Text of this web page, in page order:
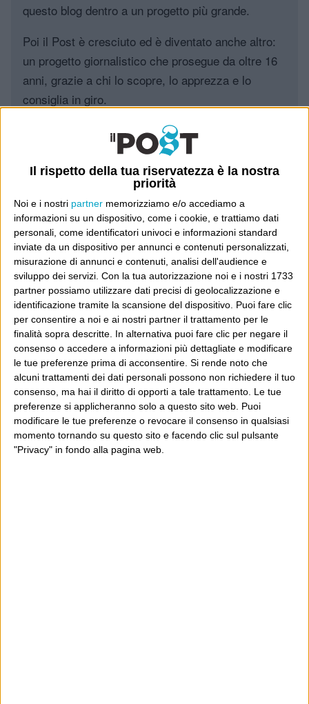
Il rispetto della tua riservatezza è la nostra
priorità
Noi e i nostri partner memorizziamo e/o accediamo a
informazioni su un dispositivo, come i cookie, e trattiamo dati
personali, come identificatori univoci e informazioni standard
inviate da un dispositivo per annunci e contenuti personalizzati,
misurazione di annunci e contenuti, analisi dell'audience e
sviluppo dei servizi. Con la tua autorizzazione noi e i nostri 1733
partner possiamo utilizzare dati precisi di geolocalizzazione e
identificazione tramite la scansione del dispositivo. Puoi fare clic
per consentire a noi e ai nostri partner il trattamento per le
finalità sopra descritte. In alternativa puoi fare clic per negare il
consenso o accedere a informazioni più dettagliate e modificare
le tue preferenze prima di acconsentire. Si rende noto che
alcuni trattamenti dei dati personali possono non richiedere il tuo
consenso, ma hai il diritto di opporti a tale trattamento. Le tue
preferenze si applicheranno solo a questo sito web. Puoi
modificare le tue preferenze o revocare il consenso in qualsiasi
momento tornando su questo sito e facendo clic sul pulsante
"Privacy" in fondo alla pagina web.
questo blog dentro a un progetto più grande.
Poi il Post è cresciuto ed è diventato anche altro:
un progetto giornalistico che prosegue da oltre 16
anni, grazie a chi lo scopre, lo apprezza e lo
consiglia in giro.
Leggi il Post, magari ti piace
POST PRECEDENTE
Ansia da prestazione
POST SUCCESSIVO
“How the Iraq war began”
E per i regali di Natale